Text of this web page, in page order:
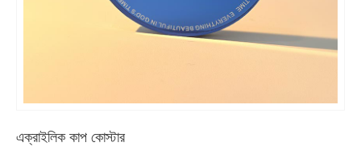
এক্রাইলিক কাপ কোস্টার